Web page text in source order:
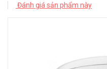
Đánh giá sản phẩm này